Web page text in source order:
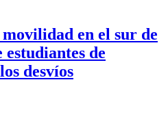
en el sur de
de
desvíos